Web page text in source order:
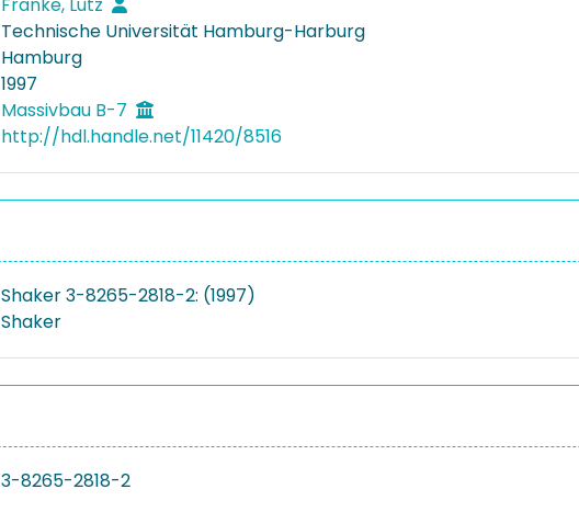
Technische Universität Hamburg-Harburg
Hamburg
1997
Massivbau B-7
http://hdl.handle.net/11420/8516
Shaker 3-8265-2818-2: (1997)
Shaker
3-8265-2818-2